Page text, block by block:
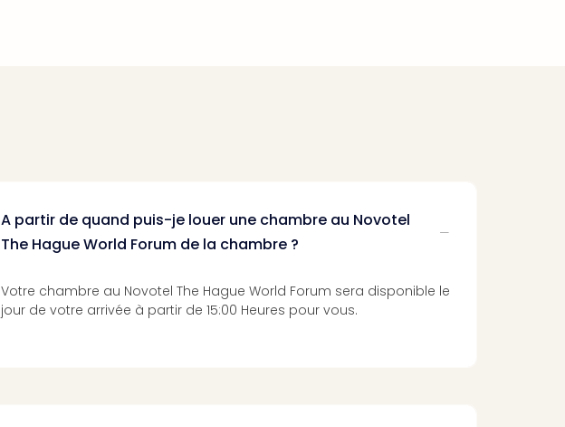
A partir de quand puis-je louer une chambre au Novotel
The Hague World Forum de la chambre ?
Votre chambre au Novotel The Hague World Forum sera disponible le
jour de votre arrivée à partir de 15:00 Heures pour vous.